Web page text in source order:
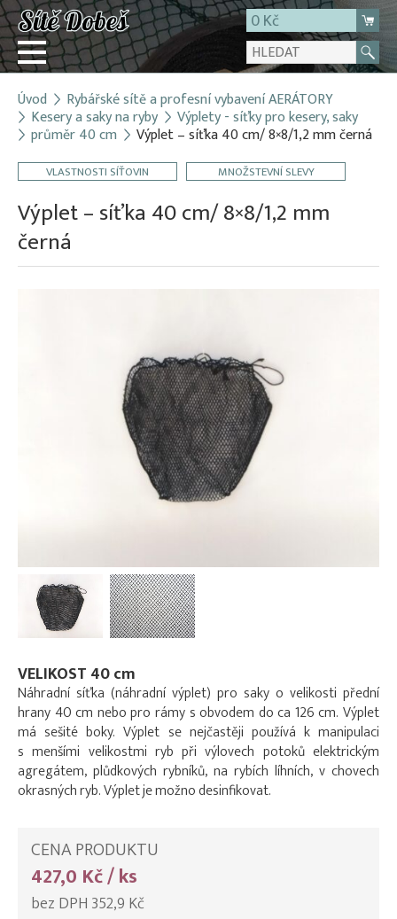
0 Kč
Přihlásit
Registrace
E-shop
O firmě
Kontakt
Úvod Rybářské sítě a profesní vybavení AERÁTORY
Kesery a saky na ryby Výplety - síťky pro kesery, saky
průměr 40 cm Výplet – síťka 40 cm/ 8×8/1,2 mm černá
VLASTNOSTI SÍŤOVIN MNOŽSTEVNÍ SLEVY
Výplet – síťka 40 cm/ 8×8/1,2 mm
černá
VELIKOST 40 cm
Náhradní síťka (náhradní výplet) pro saky o velikosti přední
hrany 40 cm nebo pro rámy s obvodem do ca 126 cm. Výplet
má sešité boky. Výplet se nejčastěji používá k manipulaci
s menšími velikostmi ryb při výlovech potoků elektrickým
agregátem, plůdkových rybníků, na rybích líhních, v chovech
okrasných ryb. Výplet je možno desinfikovat.
CENA PRODUKTU
427,0 Kč / ks
bez DPH 352,9 Kč